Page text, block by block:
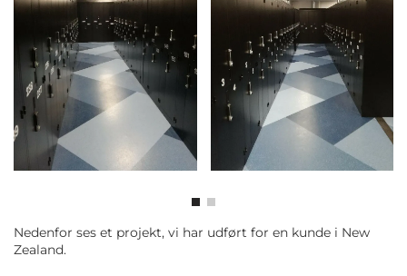
Nedenfor ses et projekt, vi har udført for en kunde i New
Zealand.